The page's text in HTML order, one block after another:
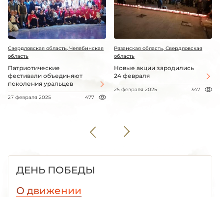
Свердловская область, Челябинская
область
Патриотические
фестивали объединяют
поколения уральцев
27 февраля 2025 477
Рязанская область, Свердловская
область
Новые акции зародились
24 февраля
25 февраля 2025 347
ДЕНЬ ПОБЕДЫ
О движении